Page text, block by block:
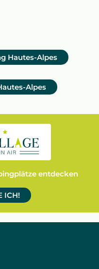
Hautes-Alpes
Alpes
entdecken
ICH!